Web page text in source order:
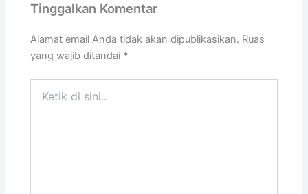
Tinggalkan Komentar
Alamat email Anda tidak akan dipublikasikan. Ruas
yang wajib ditandai *